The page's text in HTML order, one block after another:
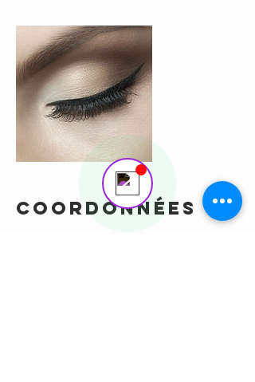
Coordonnées
Corinne Ego
Online
💬bonjour